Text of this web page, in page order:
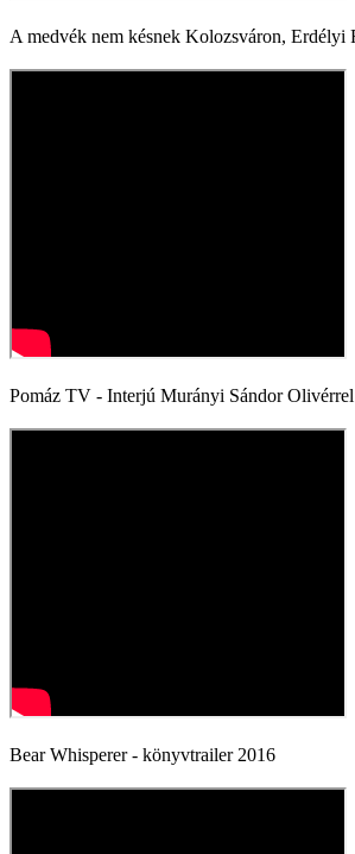
A medvék nem késnek Kolozsváron,
Pomáz TV - Interjú Murányi Sándor Olivérrel
Bear Whisperer - könyvtrailer 2016